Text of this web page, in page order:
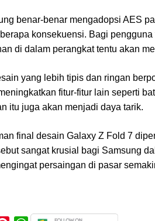
benar-benar mengadopsi AES
konsekuensi. Bagi
di dalam perangkat tentu akan
yang lebih tipis dan ringan
fitur-fitur lain seperti
itu juga akan menjadi daya tarik.
final desain Galaxy Z Fold 7
sangat krusial bagi Samsung
persaingan di pasar